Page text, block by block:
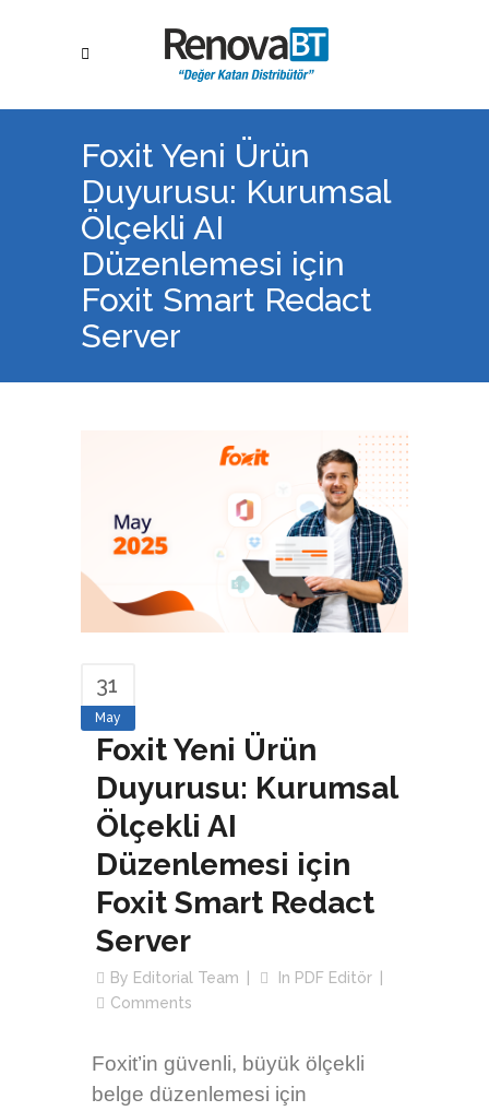
Foxit Yeni Ürün
Duyurusu: Kurumsal
Ölçekli AI
Düzenlemesi için
Foxit Smart Redact
Server
31
May
Foxit Yeni Ürün
Duyurusu: Kurumsal
Ölçekli AI
Düzenlemesi için
Foxit Smart Redact
Server
By Editorial Team In PDF Editör
Comments
Foxit’in güvenli, büyük ölçekli
belge düzenlemesi için